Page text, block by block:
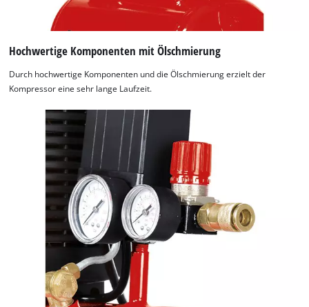
Hochwertige Komponenten mit Ölschmierung
Durch hochwertige Komponenten und die Ölschmierung erzielt der
Kompressor eine sehr lange Laufzeit.